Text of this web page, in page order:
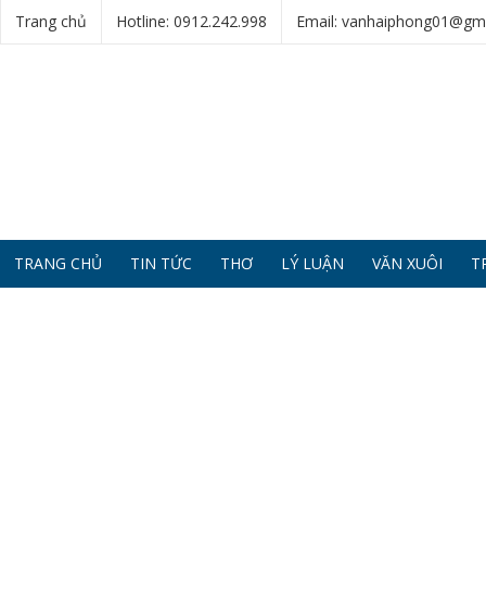
Trang chủ Hotline: 0912.242.998 Email:
TRANG CHỦ TIN TỨC THƠ LÝ LUẬN VĂN XUÔI